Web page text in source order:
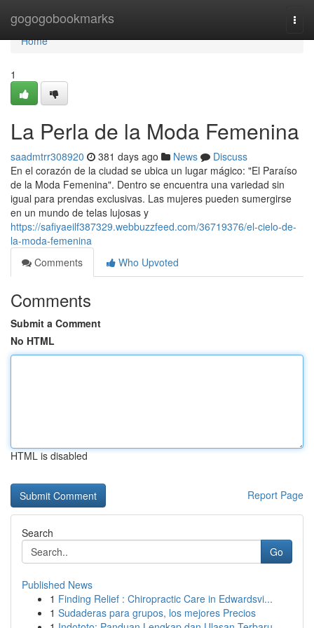
gogogobookmarks
Home
Home
1
La Perla de la Moda Femenina
saadmtrr308920 381 days ago News
Discuss
En el corazón de la ciudad se ubica un lugar mágico: "El Paraíso
de la Moda Femenina". Dentro se encuentra una variedad sin
igual para prendas exclusivas. Las mujeres pueden sumergirse
en un mundo de telas lujosas y
https://safiyaeilf387329.webbuzzfeed.com/36719376/el-cielo-de-
la-moda-femenina
Comments
Who Upvoted
Comments
Submit a Comment
No HTML
HTML is disabled
Report Page
Search
Go
Published News
1 Finding Relief : Chiropractic Care in Edwardsvi...
1 Sudaderas para grupos, los mejores Precios